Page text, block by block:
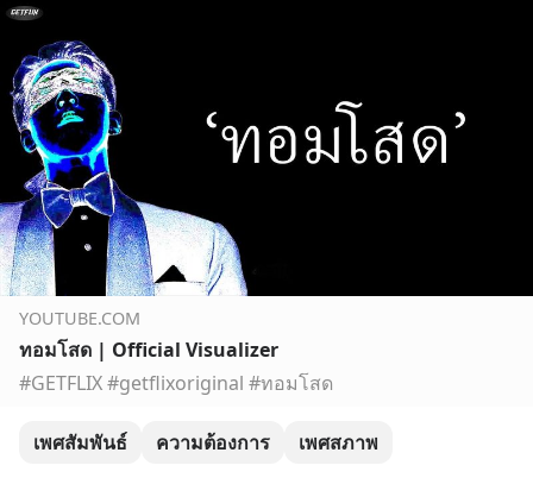
YOUTUBE.COM
ทอมโสด | Official Visualizer
#GETFLIX #getflixoriginal #ทอมโสด
เพศสัมพันธ์ ความต้องการ เพศสภาพ